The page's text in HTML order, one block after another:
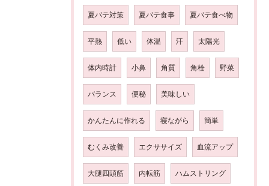
夏バテ対策 夏バテ食事 夏バテ食べ物
平熱 低い 体温 汗 太陽光
体内時計 小鼻 角質 角栓 野菜
バランス 便秘 美味しい
かんたんに作れる 寝ながら 簡単
むくみ改善 エクササイズ 血流アップ
大腿四頭筋 内転筋 ハムストリング